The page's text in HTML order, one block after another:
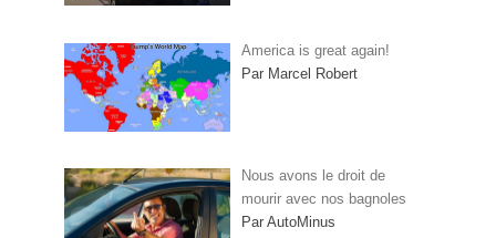
America is great again!
Par Marcel Robert
Nous avons le droit de
mourir avec nos bagnoles
Par AutoMinus